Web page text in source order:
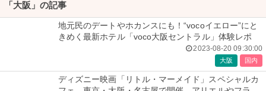
「大阪」の記事
地元民のデートやホカンスにも！“vocoイエロー”にと
きめく最新ホテル「voco大阪セントラル」体験レポ
2023-08-20 09:30:00
大阪 国内
ディズニー映画「リトル・マーメイド」スペシャルカ